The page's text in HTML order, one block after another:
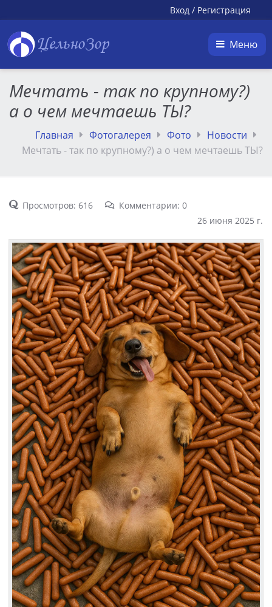
Вход / Регистрация
ЦельноЗор Меню
Мечтать - так по крупному?)
а о чем мечтаешь ТЫ?
Главная Фотогалерея Фото
Новости
Мечтать - так по крупному?) а о чем мечтаешь ТЫ?
Просмотров: 616
Комментарии: 0
26 июня 2025 г.